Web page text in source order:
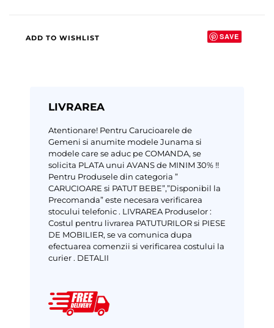
ADD TO WISHLIST SAVE
LIVRAREA
Atentionare! Pentru Carucioarele de
Gemeni si anumite modele Junama si
modele care se aduc pe COMANDA, se
solicita PLATA unui AVANS de MINIM 30% !!
Pentru Produsele din categoria ”
CARUCIOARE si PATUT BEBE”,”Disponibil la
Precomanda” este necesara verificarea
stocului telefonic . LIVRAREA Produselor :
Costul pentru livrarea PATUTURILOR si PIESE
DE MOBILIER, se va comunica dupa
efectuarea comenzii si verificarea costului la
curier . DETALII